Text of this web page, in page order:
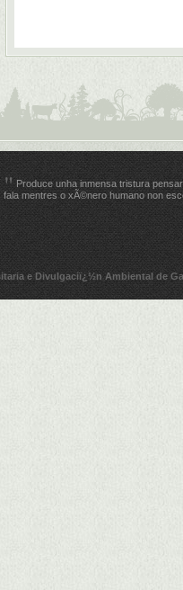
Produce unha inmensa tristura
fala mentres o xÃ©nero humano non
e Divulgaciï¿½n Ambiental de